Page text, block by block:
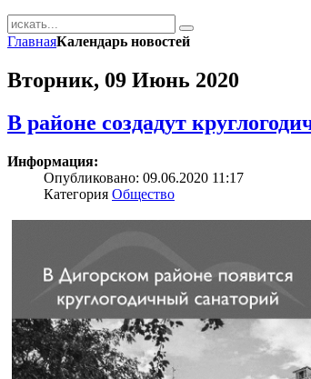
ГлавнаяКалендарь новостей
Вторник, 09 Июнь 2020
В районе создадут
Информация:
Опубликовано: 09.06.2020 11:17
Категория Общество